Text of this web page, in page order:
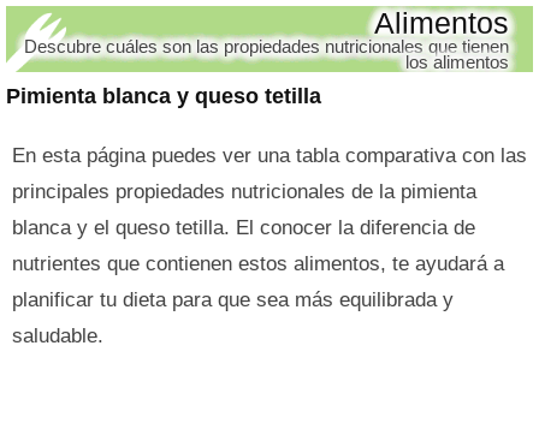
Pimienta blanca y queso tetilla
Alimentos
Descubre cuáles son las propiedades nutricionales que tienen
los alimentos
En esta página puedes ver una tabla comparativa con las
principales propiedades nutricionales de la pimienta
blanca y el queso tetilla. El conocer la diferencia de
nutrientes que contienen estos alimentos, te ayudará a
planificar tu dieta para que sea más equilibrada y
saludable.